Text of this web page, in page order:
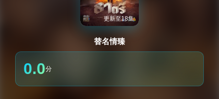
更新至18集
替名情臻
0.0分